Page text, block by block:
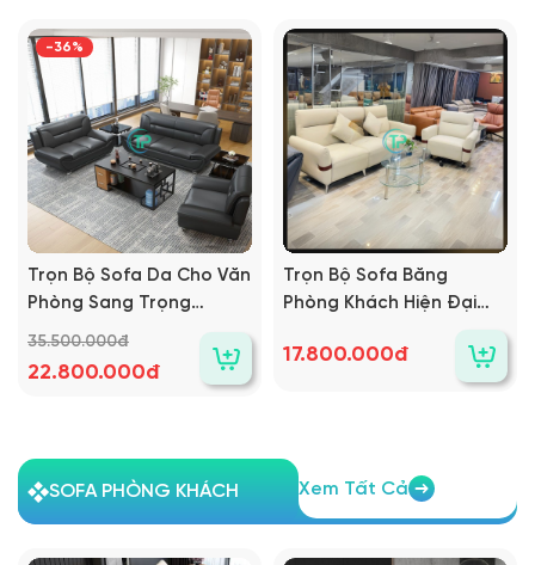
Trọn Bộ Sofa Da Cho Văn
Phòng Sang Trọng
TPN595
35.500.000đ
-36%
22.800.000đ
Trọn Bộ Sofa Băng
Phòng Khách Hiện Đại
17.800.000đ
SOFA PHÒNG KHÁCH Xem Tất Cả